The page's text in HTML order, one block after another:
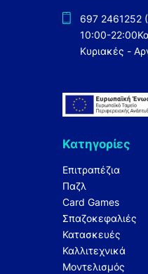
697 2461252
10:00-22:00
Κυριακές -
Κατηγορίες
Επιτραπέζια
Παζλ
Card Games
Σπαζοκεφαλιές
Κατασκευές
Καλλιτεχνικά
Μοντελισμός